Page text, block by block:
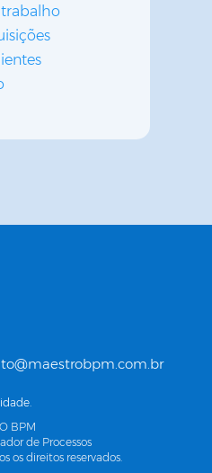
BPM
de Processos
os direitos reservados.